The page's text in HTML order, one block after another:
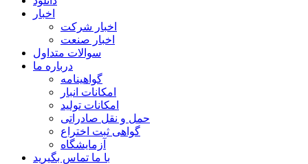
اخبار
اخبار شرکت
اخبار صنعت
سوالات متداول
درباره ما
گواهینامه
امکانات انبار
امکانات تولید
حمل و نقل صادراتی
گواهی ثبت اختراع
آزمایشگاه
با ما تماس بگیرید